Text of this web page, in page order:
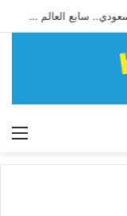
آل نصفان يحقق إنجازًا تاريخيًا للإسكواش السعودي.. سابع العالم وأول آسيوي يبلغ ربع نهائي بطولة العالم للشباب